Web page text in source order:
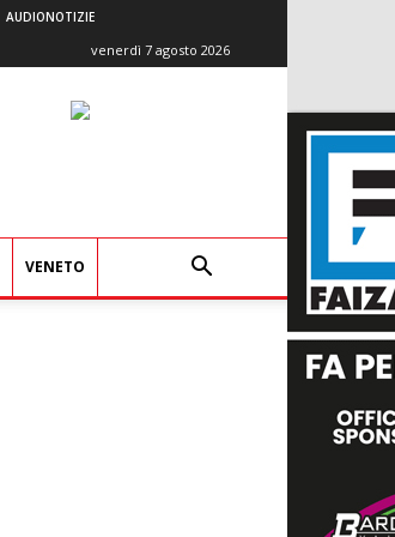
AUDIONOTIZIE
venerdì 7 agosto 2026
VENETO